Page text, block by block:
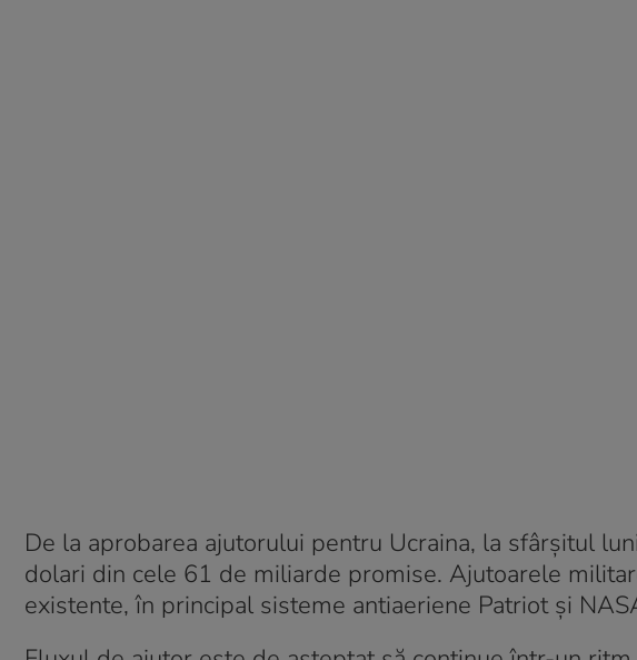
De la aprobarea ajutorului pentru Ucraina, la sfârșitul
dolari din cele 61 de miliarde promise. Ajutoarele
existente, în principal sisteme antiaeriene Patriot şi